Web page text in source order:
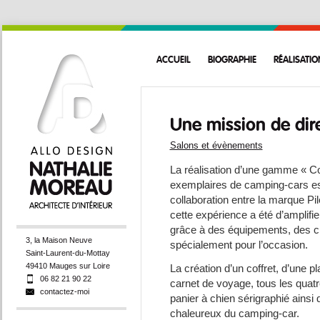
ACCUEIL BIOGRAPHIE
3, la Maison Neuve
Saint-Laurent-du-Mottay
49410 Mauges sur Loire
06 82 21 90 22
contactez-moi
Une mission de
Salons et évènements
La réalisation d’une gamme «
exemplaires de camping-cars
collaboration entre la marque
cette expérience a été
grâce à des équipements, des
spécialement pour l’occasion.
La création d’un coffret, d’une
carnet de voyage, tous les
panier à chien sérigraphié ainsi
chaleureux du camping-car.